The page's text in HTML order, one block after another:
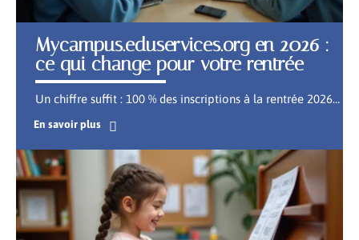
Mycampus.eduservices.org en 2026 :
ce qui change pour votre rentrée
Un chiffre suffit : 100 % des inscriptions à la rentrée 2026…
En savoir plus